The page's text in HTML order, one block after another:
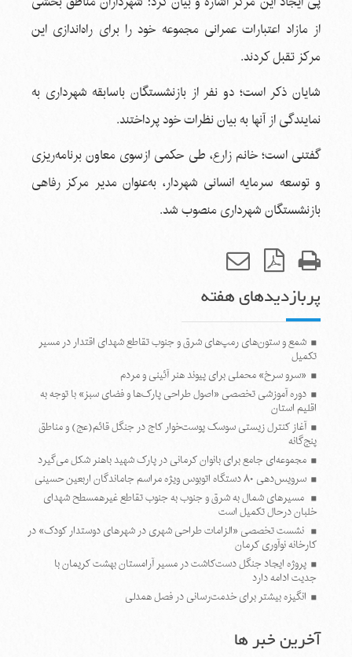
از مازاد اعتبارات عمرانی مجموعه خود را برای راه‌اندازی این
مرکز تقبل کردند.
شایان ذکر است؛ دو نفر از بازنشستگان باسابقه شهرداری به
نمایندگی از آنها به بیان نظرات خود پرداختند.
گفتنی است؛ خانم زارع، طی حکمی ازسوی معاون برنامه‌ریزی
و توسعه سرمایه انسانی شهردار، به‌عنوان مدیر مرکز رفاهی
بازنشستگان شهرداری منصوب شد.
پربازدیدهای هفته
شمع و ستون‌های رمپ‌های شرق و جنوب تقاطع شهدای اقتدار در مسیر
تکمیل
«سرو سرخ» محملی برای پیوند هنر آئینی و مردم
دوره آموزشی تخصصی «اصول طراحی پارک‌ها و فضای سبز» با توجه به
اقلیم استان
آغاز کنترل زیستی سوسک پوست‌خوار کاج در جنگل قائم(عج) و مناطق
پنج‌گانه
مجموعه‌ای جامع برای بانوان کرمانی در پارک شهید باهنر شکل می‌گیرد
سرویس‌دهی ۸۰ دستگاه اتوبوس ویژه مراسم جاماندگان اربعین حسینی
مسیرهای شمال به شرق و جنوب به جنوب تقاطع غیرهمسطح شهدای
خلبان درحال تکمیل است
نشست تخصصی «الزامات طراحی شهری در شهرهای دوستدار کودک» در
کارخانه نوآوری کرمان
پروژه ایجاد جنگل دست‌کاشت در مسیر آرامستان بهشت کریمان با
جدیت ادامه دارد
انگیزه بیشتر برای خدمت‌رسانی در فصل همدلی
آخرین خبر ها